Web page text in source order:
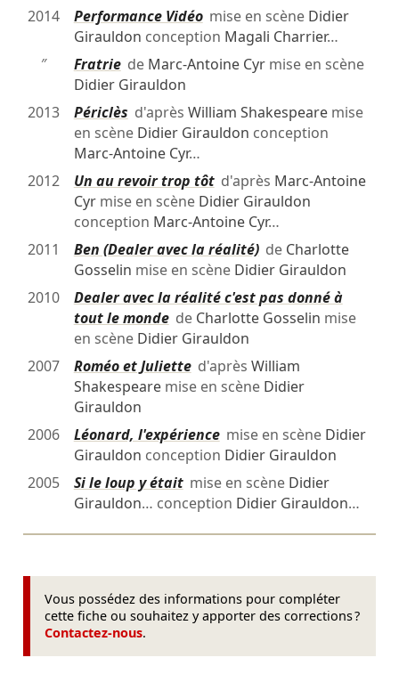
2014
Performance Vidéomise en scène Didier
Girauldon conception Magali Charrier…
″
Fratriede Marc-Antoine Cyrmise en scène
Didier Girauldon
2013
Périclès d'après William Shakespearemise
en scène Didier Girauldon conception
Marc-Antoine Cyr…
2012
Un au revoir trop tôtd'après Marc-Antoine
Cyrmise en scène Didier Girauldon
conception Marc-Antoine Cyr…
2011
Ben (Dealer avec la réalité)de Charlotte
Gosselin mise en scène Didier Girauldon
2010
Dealer avec la réalité c'est pas donné à
tout le mondede Charlotte Gosselin mise
en scène Didier Girauldon
2007
Roméo et Julietted'après William
Shakespearemise en scène Didier
Girauldon
2006
Léonard, l'expériencemise en scène Didier
Girauldon conception Didier Girauldon
2005
Si le loup y étaitmise en scène Didier
Girauldon… conception Didier Girauldon…
Vous possédez des informations pour compléter
cette fiche ou souhaitez y apporter des corrections ?
Contactez-nous.